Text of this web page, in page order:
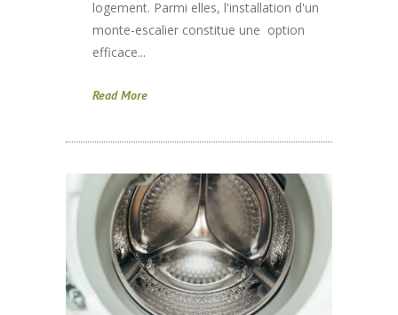
logement. Parmi elles, l'installation d'un
monte-escalier constitue une option
efficace...
Read More